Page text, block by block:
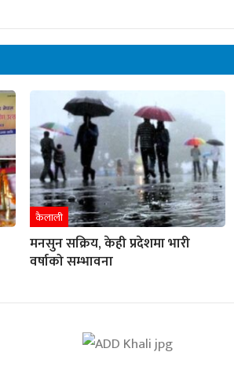
कैलाली
मनसुन सक्रिय, केही प्रदेशमा भारी
वर्षाको सम्भावना